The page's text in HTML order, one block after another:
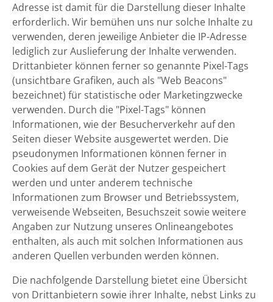
Adresse ist damit für die Darstellung dieser Inhalte
erforderlich. Wir bemühen uns nur solche Inhalte zu
verwenden, deren jeweilige Anbieter die IP-Adresse
lediglich zur Auslieferung der Inhalte verwenden.
Drittanbieter können ferner so genannte Pixel-Tags
(unsichtbare Grafiken, auch als "Web Beacons"
bezeichnet) für statistische oder Marketingzwecke
verwenden. Durch die "Pixel-Tags" können
Informationen, wie der Besucherverkehr auf den
Seiten dieser Website ausgewertet werden. Die
pseudonymen Informationen können ferner in
Cookies auf dem Gerät der Nutzer gespeichert
werden und unter anderem technische
Informationen zum Browser und Betriebssystem,
verweisende Webseiten, Besuchszeit sowie weitere
Angaben zur Nutzung unseres Onlineangebotes
enthalten, als auch mit solchen Informationen aus
anderen Quellen verbunden werden können.
Die nachfolgende Darstellung bietet eine Übersicht
von Drittanbietern sowie ihrer Inhalte, nebst Links zu